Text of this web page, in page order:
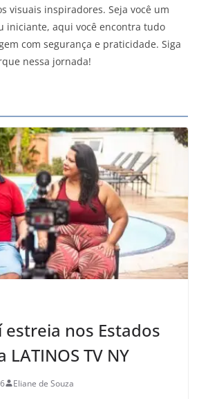
visuais inspiradores. Seja você um
iniciante, aqui você encontra tudo
com segurança e praticidade. Siga
nessa jornada!
estreia nos Estados
TV NY
Eliane de Souza